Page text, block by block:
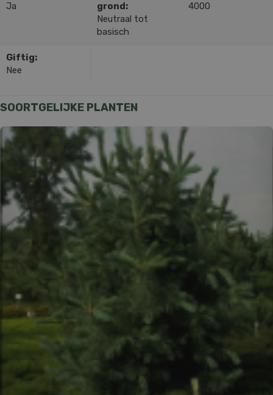
Ja
grond:
Neutraal tot
basisch
4000
Giftig:
Nee
SOORTGELIJKE PLANTEN